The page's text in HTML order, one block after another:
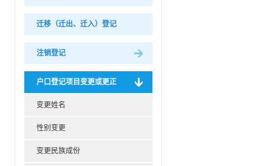
迁移（迁出、迁入）登记
注销登记
户口登记项目变更或更正
变更姓名
性别变更
变更民族成份